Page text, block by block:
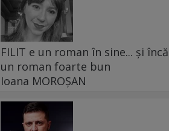
FILIT e un roman în sine... și încă
un roman foarte bun
Ioana MOROȘAN